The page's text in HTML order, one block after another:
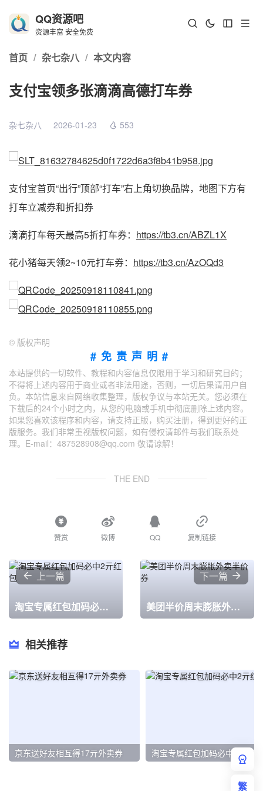
QQ资源吧
资源丰富 安全免费
首页 / 杂七杂八 / 本文内容
支付宝领多张滴滴高德打车券
杂七杂八 2026-01-23 553
支付宝首页“出行”顶部“打车”右上角切换品牌，地图下方有
打车立减券和折扣券
滴滴打车每天最高5折打车券： https://tb3.cn/ABZL1X
花小猪每天领2~10元打车券： https://tb3.cn/AzOQd3
© 版权声明
#免责声明#
本站提供的一切软件、教程和内容信息仅限用于学习和研究目的；
不得将上述内容用于商业或者非法用途，否则，一切后果请用户自
负。本站信息来自网络收集整理，版权争议与本站无关。您必须在
下载后的24个小时之内，从您的电脑或手机中彻底删除上述内容。
如果您喜欢该程序和内容，请支持正版，购买注册，得到更好的正
版服务。我们非常重视版权问题，如有侵权请邮件与我们联系处
理。E-mail：487528908@qq.com 敬请谅解！
THE END
赞赏 微博 QQ 复制链接
上一篇
淘宝专属红包加码必中2亓红包
下一篇
美团半价周末膨胀外卖半价券
相关推荐
京东送好友相互得17亓外卖券 淘宝专属红包加码必中2亓红包
繁